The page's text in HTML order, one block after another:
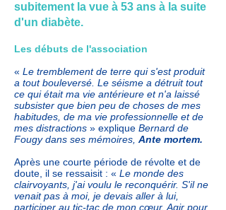
subitement la vue à 53 ans à la suite
d'un diabète.
Les débuts de l'association
« Le tremblement de terre qui s'est produit
a tout bouleversé. Le séisme a détruit tout
ce qui était ma vie antérieure et n'a laissé
subsister que bien peu de choses de mes
habitudes, de ma vie professionnelle et de
mes distractions » explique Bernard de
Fougy dans ses mémoires, Ante mortem.
Après une courte période de révolte et de
doute, il se ressaisit : « Le monde des
clairvoyants, j'ai voulu le reconquérir. S'il ne
venait pas à moi, je devais aller à lui,
participer au tic-tac de mon cœur. Agir pour